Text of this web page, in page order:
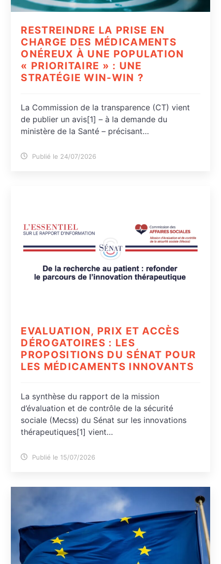
RESTREINDRE LA PRISE EN
CHARGE DES MÉDICAMENTS
ONÉREUX À UNE POPULATION
« PRIORITAIRE » : UNE
STRATÉGIE WIN-WIN ?
La Commission de la transparence (CT) vient
de publier un avis[1] – à la demande du
ministère de la Santé – précisant…
Publié le 24/07/2026
EVALUATION, PRIX ET ACCÈS
DÉROGATOIRES : LES
PROPOSITIONS DU SÉNAT POUR
LES MÉDICAMENTS INNOVANTS
La synthèse du rapport de la mission
d’évaluation et de contrôle de la sécurité
sociale (Mecss) du Sénat sur les innovations
thérapeutiques[1] vient…
Publié le 15/07/2026